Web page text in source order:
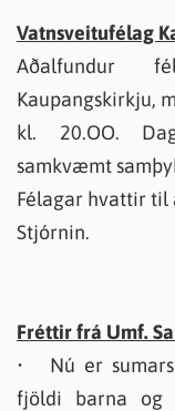
Vatnsveitufélag
Aðalfundur
Kaupangskirkju,
kl. 20.OO.
samkvæmt
Félagar hvattir til
Stjórnin.
Fréttir frá Umf.
• Nú er
fjöldi barna og